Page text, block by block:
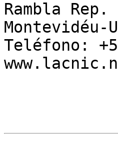
Rambla
Montevidéu-
Teléfono: